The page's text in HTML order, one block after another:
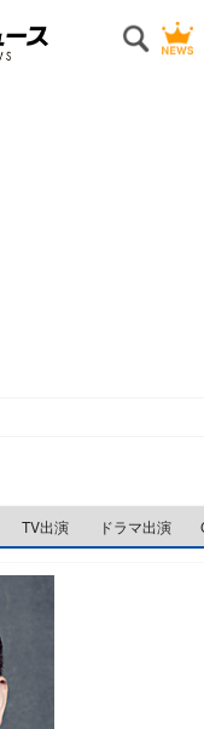
TV出演 ドラマ出演